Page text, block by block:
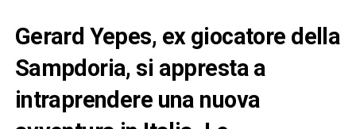
Gerard Yepes, ex giocatore della
Sampdoria, si appresta a
intraprendere una nuova